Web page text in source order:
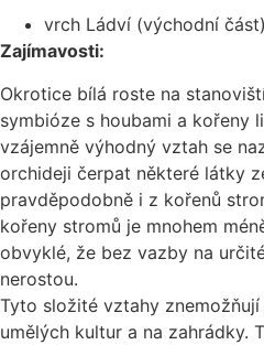
vrch Ládví (východní část)
Zajímavosti:
Okrotice bílá roste na
symbióze s houbami a kořeny
vzájemně výhodný vztah se
orchideji čerpat některé látky
pravděpodobně i z kořenů
kořeny stromů je mnohem
obvyklé, že bez vazby na
nerostou.
Tyto složité vztahy
umělých kultur a na zahrádky.